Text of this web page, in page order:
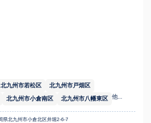
北九州市若松区
北九州市戸畑区
北九州市小倉南区 北九州市八幡東区 他...
県北九州市小倉北区井堀2-6-7